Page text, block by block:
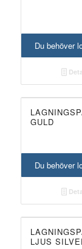
Du behöver
GULD
Du behöver
LJUS